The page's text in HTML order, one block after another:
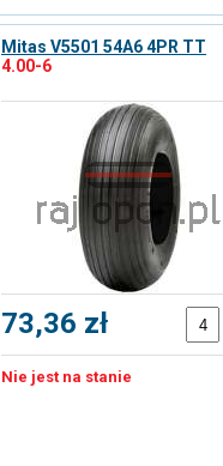
Mitas V5501 54A6 4PR TT
4.00-6
73,36 zł
Nie jest na stanie